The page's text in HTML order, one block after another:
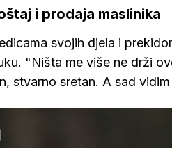
i prodaja maslinika
svojih djela i
"Ništa me više ne drži
stvarno sretan. A sad